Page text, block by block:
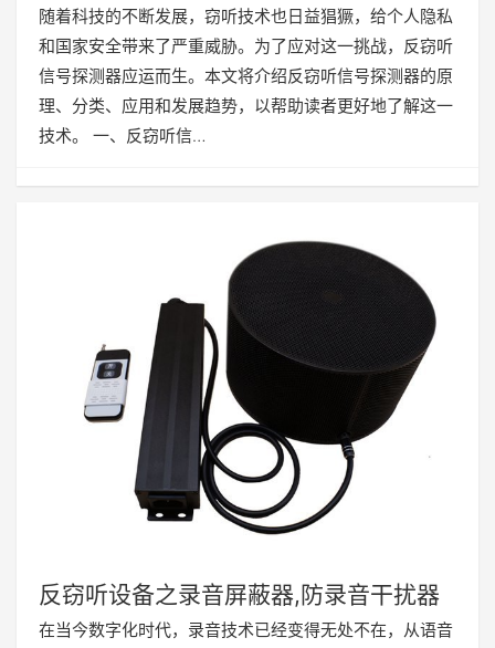
随着科技的不断发展，窃听技术也日益猖獗，给个人隐私
和国家安全带来了严重威胁。为了应对这一挑战，反窃听
信号探测器应运而生。本文将介绍反窃听信号探测器的原
理、分类、应用和发展趋势，以帮助读者更好地了解这一
技术。 一、反窃听信…
反窃听设备之录音屏蔽器,防录音干扰器
在当今数字化时代，录音技术已经变得无处不在，从语音